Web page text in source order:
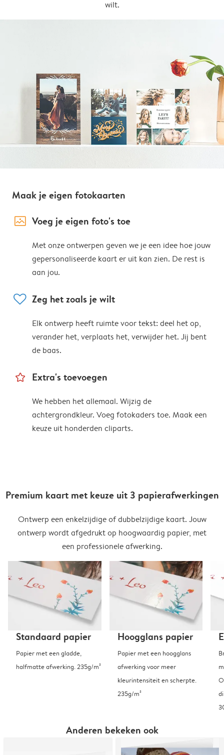
wilt.
Maak je eigen fotokaarten
image_placeholder Voeg je eigen foto's toe
Met onze ontwerpen geven we je een idee hoe jouw
gepersonaliseerde kaart er uit kan zien. De rest is
aan jou.
heart Zeg het zoals je wilt
Elk ontwerp heeft ruimte voor tekst: deel het op,
verander het, verplaats het, verwijder het. Jij bent
de baas.
star_outline Extra's toevoegen
We hebben het allemaal. Wijzig de
achtergrondkleur. Voeg fotokaders toe. Maak een
keuze uit honderden cliparts.
Premium kaart met keuze uit 3 papierafwerkingen
Ontwerp een enkelzijdige of dubbelzijdige kaart. Jouw
ontwerp wordt afgedrukt op hoogwaardig papier, met
een professionele afwerking.
Standaard papier
Papier met een gladde,
halfmatte afwerking. 235g/m²
Hoogglans papier
Papier met een hoogglans
afwerking voor meer
kleurintensiteit en scherpte.
235g/m²
Anderen bekeken ook